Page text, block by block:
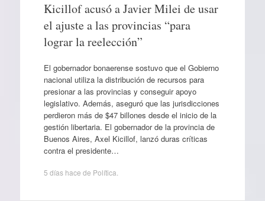
Kicillof acusó a Javier Milei de usar
el ajuste a las provincias “para
lograr la reelección”
El gobernador bonaerense sostuvo que el Gobierno
nacional utiliza la distribución de recursos para
presionar a las provincias y conseguir apoyo
legislativo. Además, aseguró que las jurisdicciones
perdieron más de $47 billones desde el inicio de la
gestión libertaria. El gobernador de la provincia de
Buenos Aires, Axel Kicillof, lanzó duras críticas
contra el presidente…
5 días hace de Política